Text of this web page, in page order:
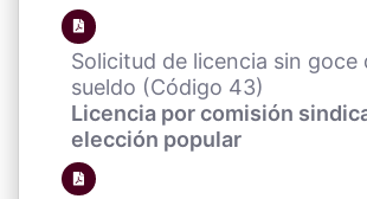
Solicitud de licencia sin goce
sueldo (Código 43)
Licencia por comisión
elección popular